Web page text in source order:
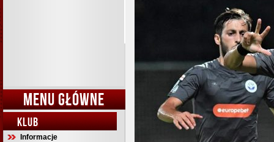
MENU GŁÓWNE
KLUB
Informacje